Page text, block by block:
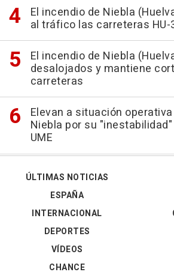
El incendio de Niebla
al tráfico las carreteras HU-
El incendio de Niebla
desalojados y mantiene
carreteras
Elevan a situación
Niebla por su
UME
ÚLTIMAS NOTICIAS
ESPAÑA
INTERNACIONAL
DEPORTES
VÍDEOS
CHANCE